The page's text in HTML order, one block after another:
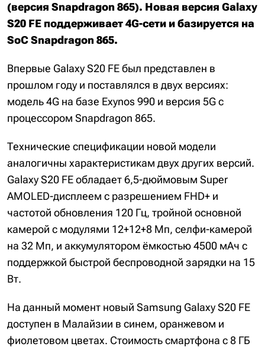
(версия Snapdragon 865). Новая версия Galaxy
S20 FE поддерживает 4G-сети и базируется на
SoC Snapdragon 865.
Впервые Galaxy S20 FE был представлен в
прошлом году и поставлялся в двух версиях:
модель 4G на базе Exynos 990 и версия 5G с
процессором Snapdragon 865.
Технические спецификации новой модели
аналогичны характеристикам двух других версий.
Galaxy S20 FE обладает 6,5-дюймовым Super
AMOLED-дисплеем с разрешением FHD+ и
частотой обновления 120 Гц, тройной основной
камерой с модулями 12+12+8 Мп, селфи-камерой
на 32 Мп, и аккумулятором ёмкостью 4500 мАч с
поддержкой быстрой беспроводной зарядки на 15
Вт.
На данный момент новый Samsung Galaxy S20 FE
доступен в Малайзии в синем, оранжевом и
фиолетовом цветах. Стоимость смартфона с 8 ГБ